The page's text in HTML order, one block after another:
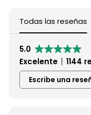
Todas las reseñas
5.0
Excelente
1144
Escribe una